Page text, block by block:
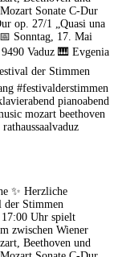
✨ Herzliche
der Stimmen
Uhr spielt
zwischen Wiener
Beethoven und